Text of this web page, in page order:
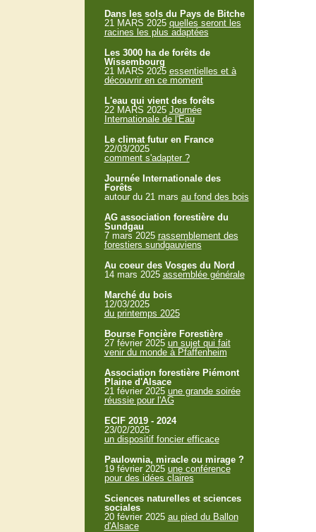
Dans les sols du Pays de Bitche
21 MARS 2025 quelles seront les
racines les plus adaptées
Les 3000 ha de forêts de
Wissembourg
21 MARS 2025 essentielles et à
découvrir en ce moment
L'eau qui vient des forêts
22 MARS 2025 Journée
Internationale de l'Eau
Le climat futur en France
22/03/2025
comment s'adapter ?
Journée Internationale des
Forêts
autour du 21 mars au fond des bois
AG association forestière du
Sundgau
7 mars 2025 rassemblement des
forestiers sundgauviens
Au coeur des Vosges du Nord
14 mars 2025 assemblée générale
Marché du bois
12/03/2025
du printemps 2025
Bourse Foncière Forestière
27 février 2025 un sujet qui fait
venir du monde à Pfaffenheim
Association forestière Piémont
Plaine d'Alsace
21 février 2025 une grande soirée
réussie pour l'AG
ECIF 2019 - 2024
23/02/2025
un dispositif foncier efficace
Paulownia, miracle ou mirage ?
19 février 2025 une conférence
pour des idées claires
Sciences naturelles et sciences
sociales
20 février 2025 au pied du Ballon
d'Alsace